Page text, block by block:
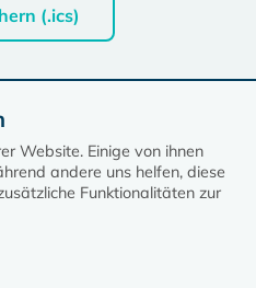
(.ics)
Website. Einige von ihnen
andere uns helfen, diese
Funktionalitäten zur